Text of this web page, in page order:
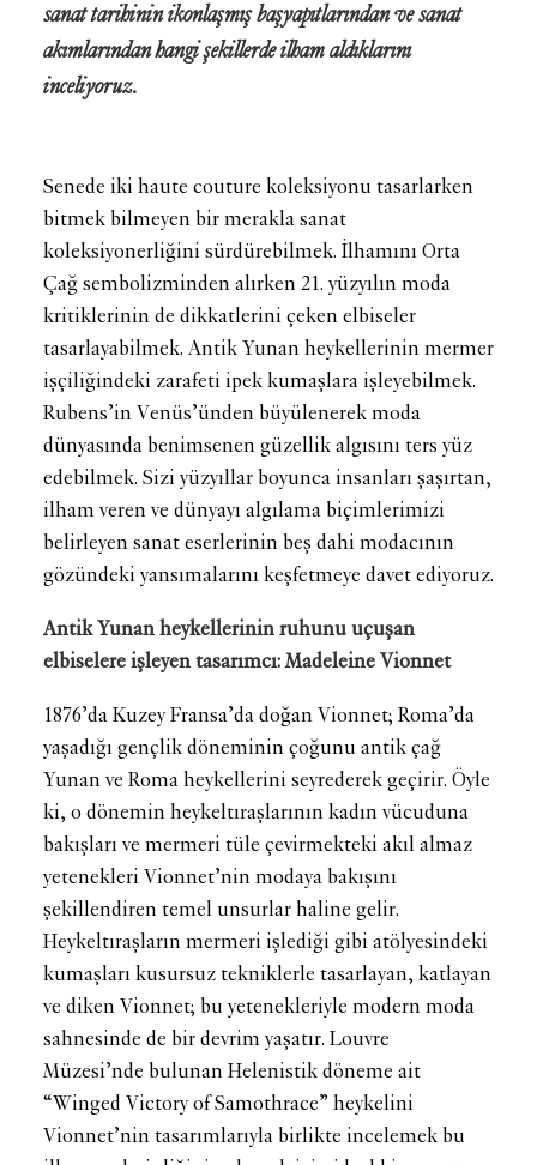
sanat tarihinin ikonlaşmış başyapıtlarından ve sanat
akımlarından hangi şekillerde ilham aldıklarını
inceliyoruz.
Senede iki haute couture koleksiyonu tasarlarken
bitmek bilmeyen bir merakla sanat
koleksiyonerliğini sürdürebilmek. İlhamını Orta
Çağ sembolizminden alırken 21. yüzyılın moda
kritiklerinin de dikkatlerini çeken elbiseler
tasarlayabilmek. Antik Yunan heykellerinin mermer
işçiliğindeki zarafeti ipek kumaşlara işleyebilmek.
Rubens’in Venüs’ünden büyülenerek moda
dünyasında benimsenen güzellik algısını ters yüz
edebilmek. Sizi yüzyıllar boyunca insanları şaşırtan,
ilham veren ve dünyayı algılama biçimlerimizi
belirleyen sanat eserlerinin beş dahi modacının
gözündeki yansımalarını keşfetmeye davet ediyoruz.
Antik Yunan heykellerinin ruhunu uçuşan
elbiselere işleyen tasarımcı: Madeleine Vionnet
1876’da Kuzey Fransa’da doğan Vionnet; Roma’da
yaşadığı gençlik döneminin çoğunu antik çağ
Yunan ve Roma heykellerini seyrederek geçirir. Öyle
ki, o dönemin heykeltıraşlarının kadın vücuduna
bakışları ve mermeri tüle çevirmekteki akıl almaz
yetenekleri Vionnet’nin modaya bakışını
şekillendiren temel unsurlar haline gelir.
Heykeltıraşların mermeri işlediği gibi atölyesindeki
kumaşları kusursuz tekniklerle tasarlayan, katlayan
ve diken Vionnet; bu yetenekleriyle modern moda
sahnesinde de bir devrim yaşatır. Louvre
Müzesi’nde bulunan Helenistik döneme ait
“Winged Victory of Samothrace” heykelini
Vionnet’nin tasarımlarıyla birlikte incelemek bu